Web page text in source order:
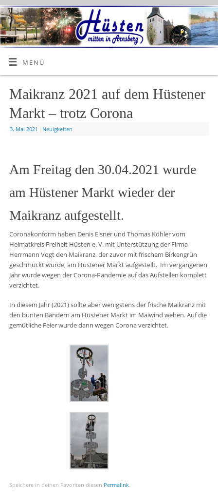
MENÜ
Maikranz 2021 auf dem Hüstener
Markt – trotz Corona
3. Mai 2021 Neuigkeiten
Am Freitag den 30.04.2021 wurde
am Hüstener Markt wieder der
Maikranz aufgestellt.
Coronakonform haben Denis Elsner und Thomas Köhler vom
Heimatkreis Freiheit Hüsten e. V. mit Unterstützung der Firma
Herrmann Vogt den Maikranz, der zuvor mit frischem Birkengrün
geschmückt wurde, am Hüstener Markt aufgestellt. Im vergangenen
Jahr wurde wegen der Corona-Pandemie auf das Aufstellen komplett
verzichtet.
In diesem Jahr (2021) sollte aber wenigstens der frische Maikranz mit
den bunten Bändern am Hüstener Markt im Maiwind wehen. Auf die
gemütliche Feier wurde dann wegen Corona verzichtet.
Speichere in deinen Favoriten diesen Permalink.